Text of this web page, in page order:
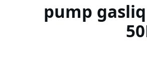
pump gasliq